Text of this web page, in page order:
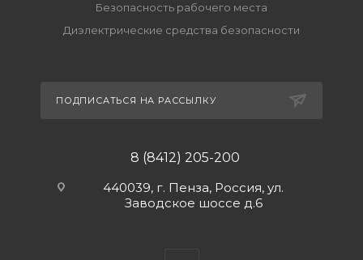
Безопасность рабочего места
Диэлектрические средства безопасности
ПОДПИСАТЬСЯ НА РАССЫЛКУ
8 (8412) 205-200
440039, г. Пенза, Россия, ул.
Заводское шоссе д.6